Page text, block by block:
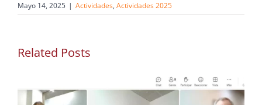
Mayo 14, 2025 | Actividades, Actividades 2025
Related Posts